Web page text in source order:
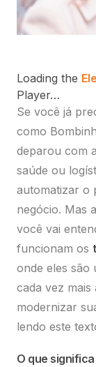
Loading the
Player…
Se você já
como
deparou com
saúde ou
automatizar o
negócio. Mas
você vai
funcionam os
onde eles são
cada vez mais
modernizar
lendo este
O que significa